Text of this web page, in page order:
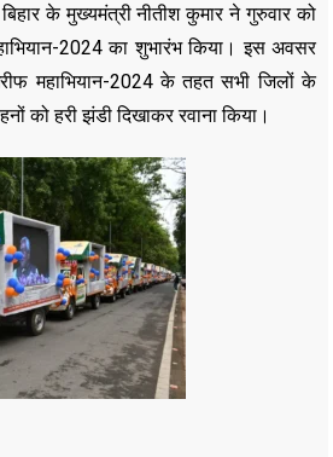
के मुख्यमंत्री नीतीश कुमार ने गुरुवार को
2024 का शुभारंभ किया। इस अवसर
महाभियान-2024 के तहत सभी जिलों के
को हरी झंडी दिखाकर रवाना किया।